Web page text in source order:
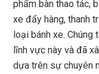
phẩm bàn thao tác,
xe đẩy hàng, thanh
loại bánh xe.
lĩnh vực này và đã
dựa trên sự chuyên